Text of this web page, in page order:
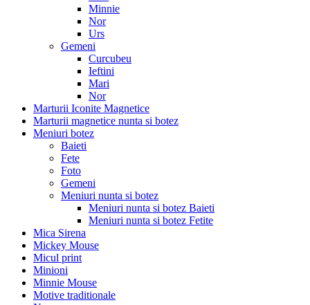
Minnie
Nor
Urs
Gemeni
Curcubeu
Ieftini
Mari
Nor
Marturii Iconite Magnetice
Marturii magnetice nunta si botez
Meniuri botez
Baieti
Fete
Foto
Gemeni
Meniuri nunta si botez
Meniuri nunta si botez Baieti
Meniuri nunta si botez Fetite
Mica Sirena
Mickey Mouse
Micul print
Minioni
Minnie Mouse
Motive traditionale